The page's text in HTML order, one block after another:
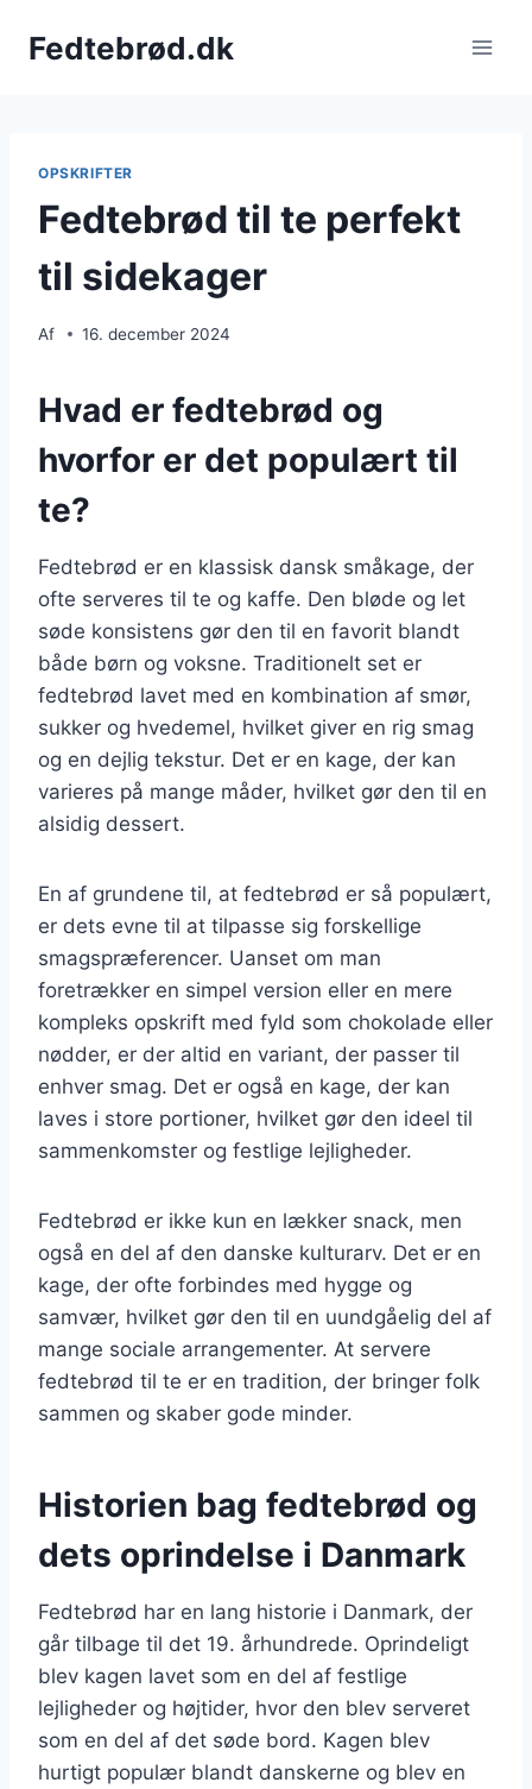
Fedtebrød.dk
OPSKRIFTER
Fedtebrød til te perfekt
til sidekager
Af 16. december 2024
Hvad er fedtebrød og
hvorfor er det populært til
te?
Fedtebrød er en klassisk dansk småkage, der
ofte serveres til te og kaffe. Den bløde og let
søde konsistens gør den til en favorit blandt
både børn og voksne. Traditionelt set er
fedtebrød lavet med en kombination af smør,
sukker og hvedemel, hvilket giver en rig smag
og en dejlig tekstur. Det er en kage, der kan
varieres på mange måder, hvilket gør den til en
alsidig dessert.
En af grundene til, at fedtebrød er så populært,
er dets evne til at tilpasse sig forskellige
smagspræferencer. Uanset om man
foretrækker en simpel version eller en mere
kompleks opskrift med fyld som chokolade eller
nødder, er der altid en variant, der passer til
enhver smag. Det er også en kage, der kan
laves i store portioner, hvilket gør den ideel til
sammenkomster og festlige lejligheder.
Fedtebrød er ikke kun en lækker snack, men
også en del af den danske kulturarv. Det er en
kage, der ofte forbindes med hygge og
samvær, hvilket gør den til en uundgåelig del af
mange sociale arrangementer. At servere
fedtebrød til te er en tradition, der bringer folk
sammen og skaber gode minder.
Historien bag fedtebrød og
dets oprindelse i Danmark
Fedtebrød har en lang historie i Danmark, der
går tilbage til det 19. århundrede. Oprindeligt
blev kagen lavet som en del af festlige
lejligheder og højtider, hvor den blev serveret
som en del af det søde bord. Kagen blev
hurtigt populær blandt danskerne og blev en